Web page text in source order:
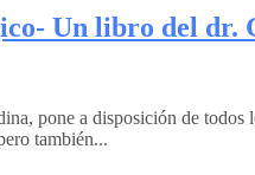
Un libro del dr.
pone a disposición de
también...